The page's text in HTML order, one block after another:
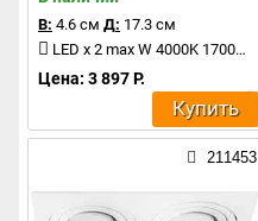
В: 4.6 см Д: 17.3 см
LED x 2 max W 4000K 1700Lm
Цена: 3 897 Р.
Купить
211453